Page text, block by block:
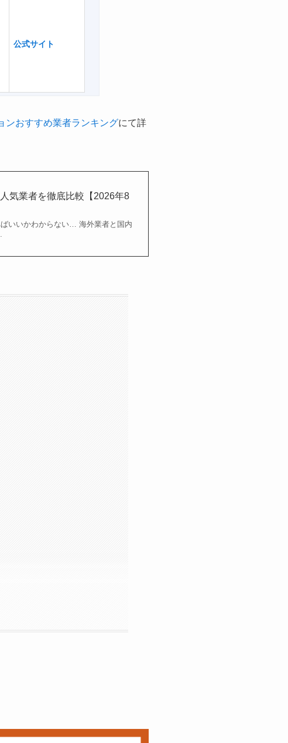
公式サイト
ンおすすめ業者ランキングにて詳
気業者を徹底比較【2026年8
いいかわからない… 海外業者と国内